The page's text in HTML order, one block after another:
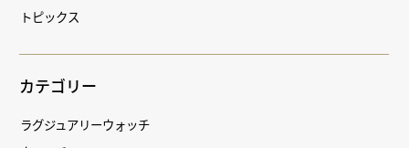
トピックス
カテゴリー
ラグジュアリーウォッチ